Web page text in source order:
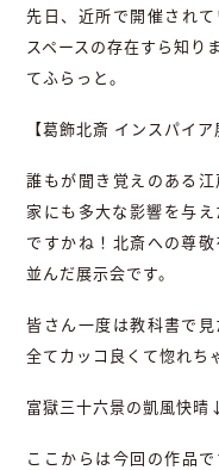
先日、近所で開催され
スペースの存在すら知り
てふらっと。
【葛飾北斎 インスパイア
誰もが聞き覚えのある
家にも多大な影響を与
ですかね！北斎への尊
並んだ展示会です。
皆さん一度は教科書で
全てカッコ良くて惚れち
富獄三十六景の凱風快晴
ここからは今回の作品